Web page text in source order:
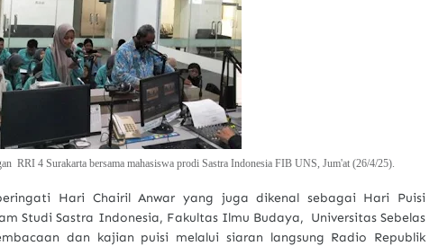
RRI 4 Surakarta bersama mahasiswa prodi Sastra Indonesia FIB UNS, Jum'at (26/4/25).
Hari Chairil Anwar yang juga dikenal sebagai Hari Puisi
Studi Sastra Indonesia, Fakultas Ilmu Budaya, Universitas Sebelas
dan kajian puisi melalui siaran langsung Radio Republik